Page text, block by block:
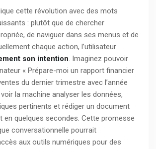
cette révolution avec des mots
: plutôt que de chercher
de naviguer dans ses menus et de
chaque action, l’utilisateur
son intention. Imaginez pouvoir
« Prépare-moi un rapport financier
du dernier trimestre avec l’année
la machine analyser les données,
pertinents et rédiger un document
en quelques secondes. Cette promesse
conversationnelle pourrait
aux outils numériques pour des